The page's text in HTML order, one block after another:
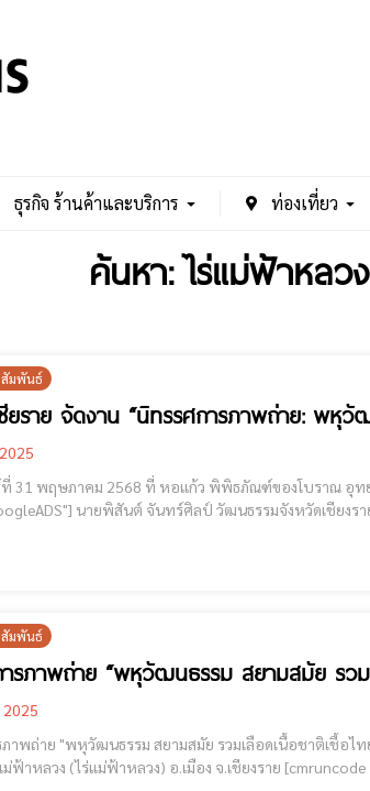
ธุรกิจ ร้านค้าและบริการ ท่องเที่ยว
ค้นหา: ไร่แม่ฟ้าหลวง
มพันธ์
ยราย จัดงาน “นิทรรศการภาพถ่าย: พหุวัฒ
31 พฤษภาคม 2568 ที่ หอแก้ว พิพิธภัณฑ์ของโบราณ อุทยานศิล
นประธานในพิธีเปิด“นิทรรศการภาพถ่ายพหุวัฒนธรรมในประเทศไทย”
มพันธ์
รภาพถ่าย “พหุวัฒนธรรม สยามสมัย รวม
าพถ่าย "พหุวัฒนธรรม สยามสมัย รวมเลือดเนื้อชาติเชื้อ
าหลวง) อ.เมือง จ.เชียงราย [cmruncode name="GoogleADS"] สุดยอดภาพถ่าย'พหุวัฒนธรรม'หาชมยาก